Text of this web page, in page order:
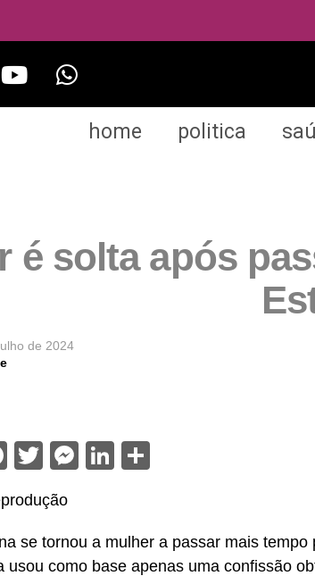
home politica
é solta após
de 2024
Facebook
Twitter
Messenger
LinkedIn
se tornou a mulher a passar mais
usou como base apenas uma confissão